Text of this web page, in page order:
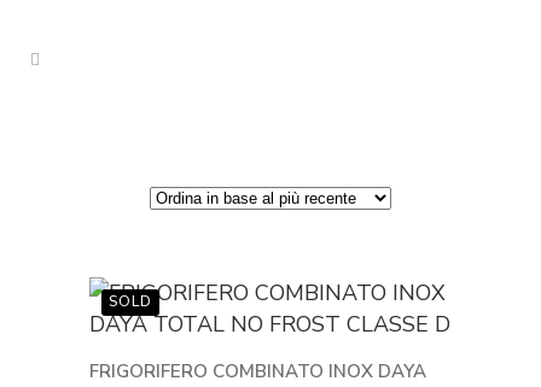
FRIGORIFERO COMBINATO INOX DAYA